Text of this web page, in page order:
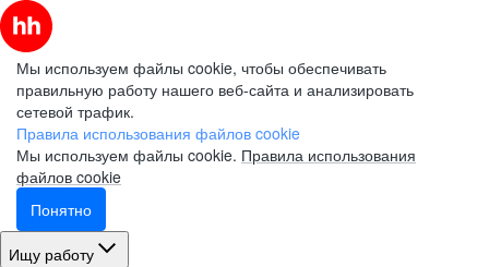
Мы используем файлы cookie, чтобы обеспечивать
правильную работу нашего веб-сайта и анализировать
сетевой трафик.
Правила использования файлов cookie
Мы используем файлы cookie. Правила использования
файлов cookie
Понятно
Ищу работу